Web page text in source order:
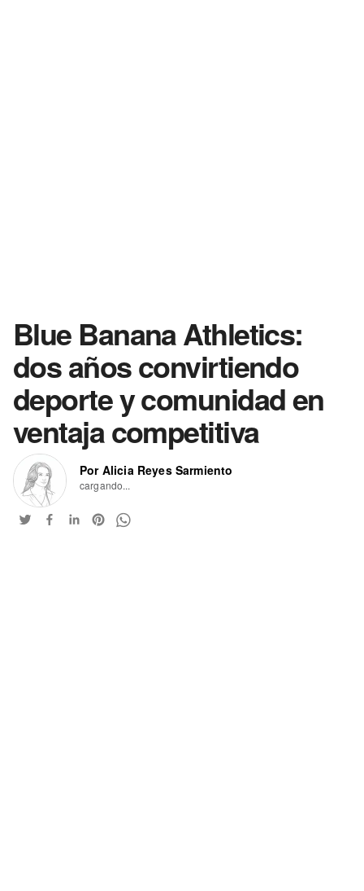
Blue Banana Athletics:
dos años convirtiendo
deporte y comunidad en
ventaja competitiva
Por Alicia Reyes Sarmiento
cargando...